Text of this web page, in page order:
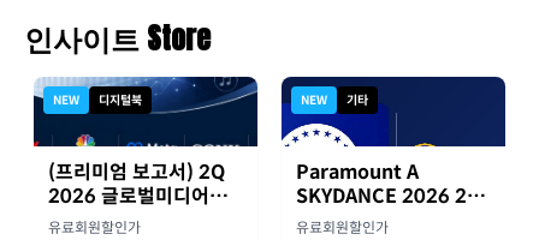
인사이트 Store
NEW 디지털북
(프리미엄 보고서) 2Q
2026 글로벌미디어기
업 실적 종합 보고서
유료회원할인가
NEW 기타
Paramount A
SKYDANCE 2026 2분
기 실적
유료회원할인가